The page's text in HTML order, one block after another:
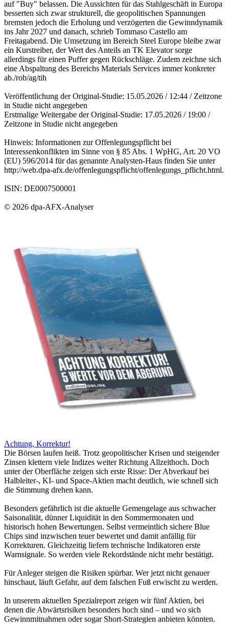
auf "Buy" belassen. Die Aussichten für das Stahlgeschäft in Europa
besserten sich zwar strukturell, die geopolitischen Spannungen
bremsten jedoch die Erholung und verzögerten die Gewinndynamik
ins Jahr 2027 und danach, schrieb Tommaso Castello am
Freitagabend. Die Umsetzung im Bereich Steel Europe bleibe zwar
ein Kurstreiber, der Wert des Anteils an TK Elevator sorge
allerdings für einen Puffer gegen Rückschläge. Zudem zeichne sich
eine Abspaltung des Bereichs Materials Services immer konkreter
ab./rob/ag/tih
Veröffentlichung der Original-Studie: 15.05.2026 / 12:44 / Zeitzone
in Studie nicht angegeben
Erstmalige Weitergabe der Original-Studie: 17.05.2026 / 19:00 /
Zeitzone in Studie nicht angegeben
Hinweis: Informationen zur Offenlegungspflicht bei
Interessenkonflikten im Sinne von § 85 Abs. 1 WpHG, Art. 20 VO
(EU) 596/2014 für das genannte Analysten-Haus finden Sie unter
http://web.dpa-afx.de/offenlegungspflicht/offenlegungs_pflicht.html.
ISIN: DE0007500001
© 2026 dpa-AFX-Analyser
Achtung, Korrektur!
Die Börsen laufen heiß. Trotz geopolitischer Krisen und steigender
Zinsen klettern viele Indizes weiter Richtung Allzeithoch. Doch
unter der Oberfläche zeigen sich erste Risse: Der Abverkauf bei
Halbleiter-, KI- und Space-Aktien macht deutlich, wie schnell sich
die Stimmung drehen kann.
Besonders gefährlich ist die aktuelle Gemengelage aus schwacher
Saisonalität, dünner Liquidität in den Sommermonaten und
historisch hohen Bewertungen. Selbst vermeintlich sichere Blue
Chips sind inzwischen teuer bewertet und damit anfällig für
Korrekturen. Gleichzeitig liefern technische Indikatoren erste
Warnsignale. So werden viele Rekordstände nicht mehr bestätigt.
Für Anleger steigen die Risiken spürbar. Wer jetzt nicht genauer
hinschaut, läuft Gefahr, auf dem falschen Fuß erwischt zu werden.
In unserem aktuellen Spezialreport zeigen wir fünf Aktien, bei
denen die Abwärtsrisiken besonders hoch sind – und wo sich
Gewinnmitnahmen oder sogar Short-Strategien anbieten könnten.